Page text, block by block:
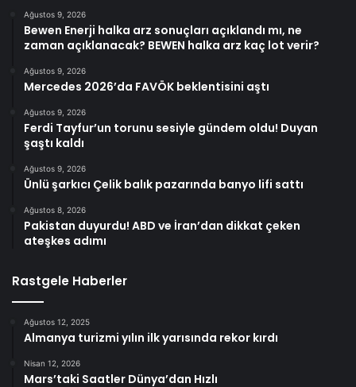
Ağustos 9, 2026
Bewen Enerji halka arz sonuçları açıklandı mı, ne
zaman açıklanacak? BEWEN halka arz kaç lot verir?
Ağustos 9, 2026
Mercedes 2026’da FAVÖK beklentisini aştı
Ağustos 9, 2026
Ferdi Tayfur’un torunu sesiyle gündem oldu! Duyan
şaştı kaldı
Ağustos 9, 2026
Ünlü şarkıcı Çelik balık pazarında banyo lifi sattı
Ağustos 8, 2026
Pakistan duyurdu! ABD ve İran’dan dikkat çeken
ateşkes adımı
Rastgele Haberler
Ağustos 12, 2025
Almanya turizmi yılın ilk yarısında rekor kırdı
Nisan 12, 2026
Mars’taki Saatler Dünya’dan Hızlı